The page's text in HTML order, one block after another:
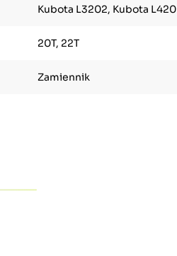
Kubota L3202, Kubota
20T, 22T
Zamiennik